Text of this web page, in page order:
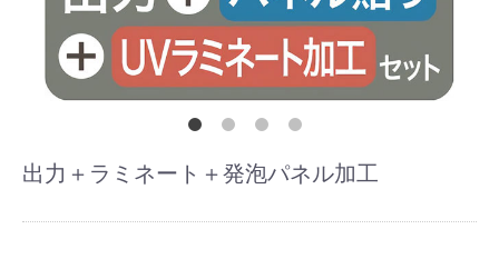
出力＋ラミネート＋発泡パネル加工